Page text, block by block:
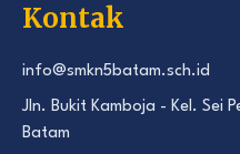
Kontak
info@smkn5batam.sch.id
Jln. Bukit Kamboja - Kel. Sei
Batam